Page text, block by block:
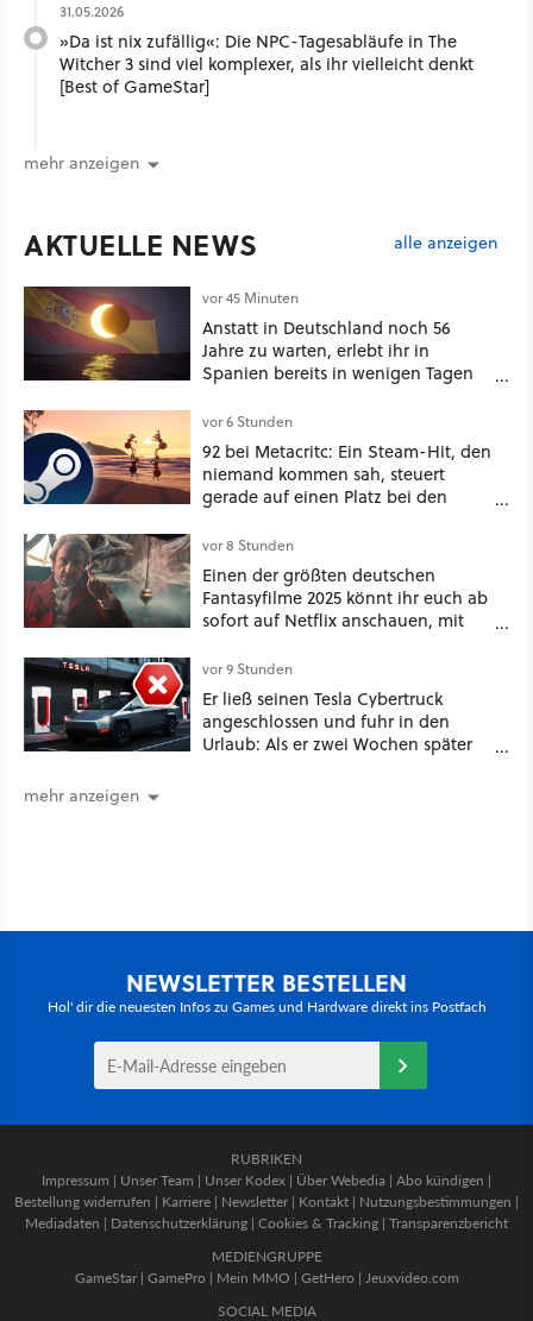
31.05.2026
»Da ist nix zufällig«: Die NPC-Tagesabläufe in The
Witcher 3 sind viel komplexer, als ihr vielleicht denkt
[Best of GameStar]
mehr anzeigen
AKTUELLE NEWS alle anzeigen
vor 45 Minuten
Anstatt in Deutschland noch 56
Jahre zu warten, erlebt ihr in
Spanien bereits in wenigen Tagen
vor 6 Stunden
92 bei Metacritc: Ein Steam-Hit, den
niemand kommen sah, steuert
gerade auf einen Platz bei den
vor 8 Stunden
Einen der größten deutschen
Fantasyfilme 2025 könnt ihr euch ab
sofort auf Netflix anschauen, mit
vor 9 Stunden
Er ließ seinen Tesla Cybertruck
angeschlossen und fuhr in den
Urlaub: Als er zwei Wochen später
mehr anzeigen
NEWSLETTER BESTELLEN
Hol' dir die neuesten Infos zu Games und Hardware direkt ins Postfach
RUBRIKEN
Impressum | Unser Team | Unser Kodex | Über Webedia | Abo kündigen |
Bestellung widerrufen | Karriere | Newsletter | Kontakt | Nutzungsbestimmungen |
Mediadaten | Datenschutzerklärung | Cookies & Tracking | Transparenzbericht
MEDIENGRUPPE
GameStar| GamePro | Mein MMO | GetHero | Jeuxvideo.com
SOCIAL MEDIA